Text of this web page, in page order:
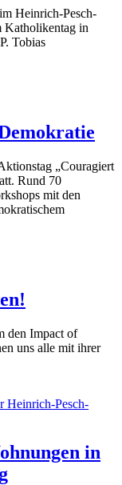
Heinrich-Pesch-
Katholikentag in
Tobias
„Couragiert
Rund 70
mit den
den Impact of
uns alle mit ihrer
in